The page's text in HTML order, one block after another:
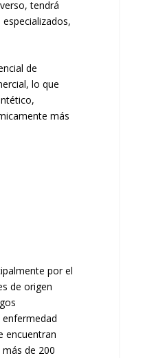
tendrá
de
lo que
más
por el
de origen
encuentran
de 200